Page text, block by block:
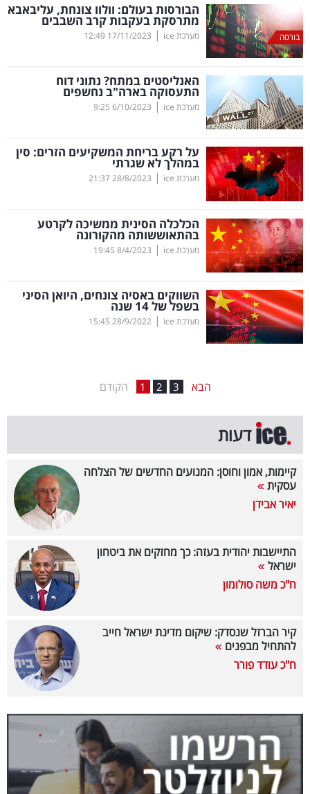
מדדים
ומחקרים
דעות
רכילות
עסקית
קריפטו
ויראלי
טלוויזיה
עסקי
ספורט
קריירה
ולימודים
רכב
בריאות
תרבות
ופנאי
TOP-
5
המילון
הכלכלי
40
UNDER
40
בורסה
הבורסות בעולם: וולוו צונחת, עליבאבא
מתרסקת בעקבות קרב השבבים
מערכת ice |
17/11/2023
12:49
האנליסטים במתח? נתוני דוח
התעסוקה בארה"ב נחשפים
מערכת ice |
6/10/2023
9:25
על רקע בריחת המשקיעים הזרים: סין
במהלך לא שגרתי
מערכת ice |
28/8/2023
21:37
הכלכלה הסינית ממשיכה לקרטע
בהתאוששותה מהקורונה
מערכת ice |
8/4/2023
19:45
השווקים באסיה צונחים, היואן הסיני
בשפל של 14 שנה
מערכת ice |
28/9/2022
15:45
הקודם 1 2 3 הבא
דעות
קיימות, אמון וחוסן: המנועים החדשים של הצלחה
עסקית
יאיר אבידן
התיישבות יהודית בעזה: כך מחזקים את ביטחון
ישראל
ח"כ משה סולומון
קיר הברזל שנסדק: שיקום מדינת ישראל חייב
להתחיל מבפנים
ח"כ עודד פורר